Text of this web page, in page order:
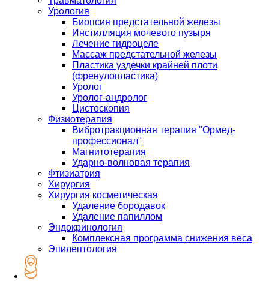
Урология
Биопсия предстательной железы
Инстилляция мочевого пузыря
Лечение гидроцеле
Массаж предстательной железы
Пластика уздечки крайней плоти
(френулопластика)
Уролог
Уролог-андролог
Цистоскопия
Физиотерапия
Вибротракционная терапия "Ормед-
профессионал"
Магнитотерапия
Ударно-волновая терапия
Фтизиатрия
Хирургия
Хирургия косметическая
Удаление бородавок
Удаление папиллом
Эндокринология
Комплексная программа снижения веса
Эпилептология